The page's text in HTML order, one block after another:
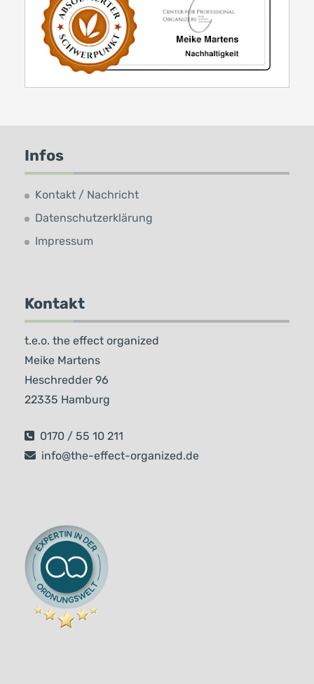
Infos
Kontakt / Nachricht
Datenschutzerklärung
Impressum
Kontakt
t.e.o. the effect organized
Meike Martens
Heschredder 96
22335 Hamburg
0170 / 55 10 211
info@the-effect-organized.de